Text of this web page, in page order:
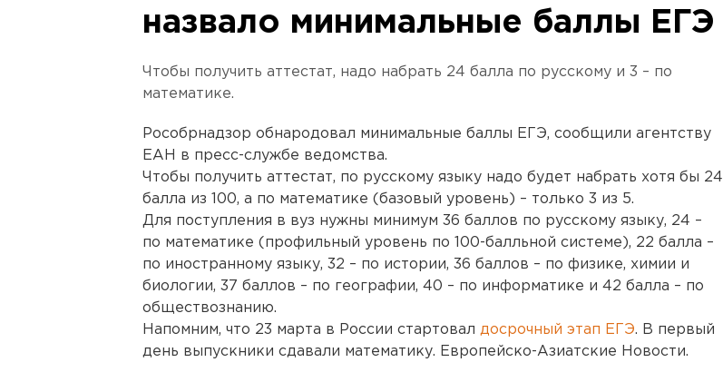
назвало минимальные баллы ЕГЭ
Чтобы получить аттестат, надо набрать 24 балла по русскому и 3 – по
математике.
Рособрнадзор обнародовал минимальные баллы ЕГЭ, сообщили агентству
ЕАН в пресс-службе ведомства.
Чтобы получить аттестат, по русскому языку надо будет набрать хотя бы 24
балла из 100, а по математике (базовый уровень) – только 3 из 5.
Для поступления в вуз нужны минимум 36 баллов по русскому языку, 24 –
по математике (профильный уровень по 100-балльной системе), 22 балла –
по иностранному языку, 32 – по истории, 36 баллов – по физике, химии и
биологии, 37 баллов – по географии, 40 – по информатике и 42 балла – по
обществознанию.
Напомним, что 23 марта в России стартовал досрочный этап ЕГЭ. В первый
день выпускники сдавали математику. Европейско-Азиатские Новости.